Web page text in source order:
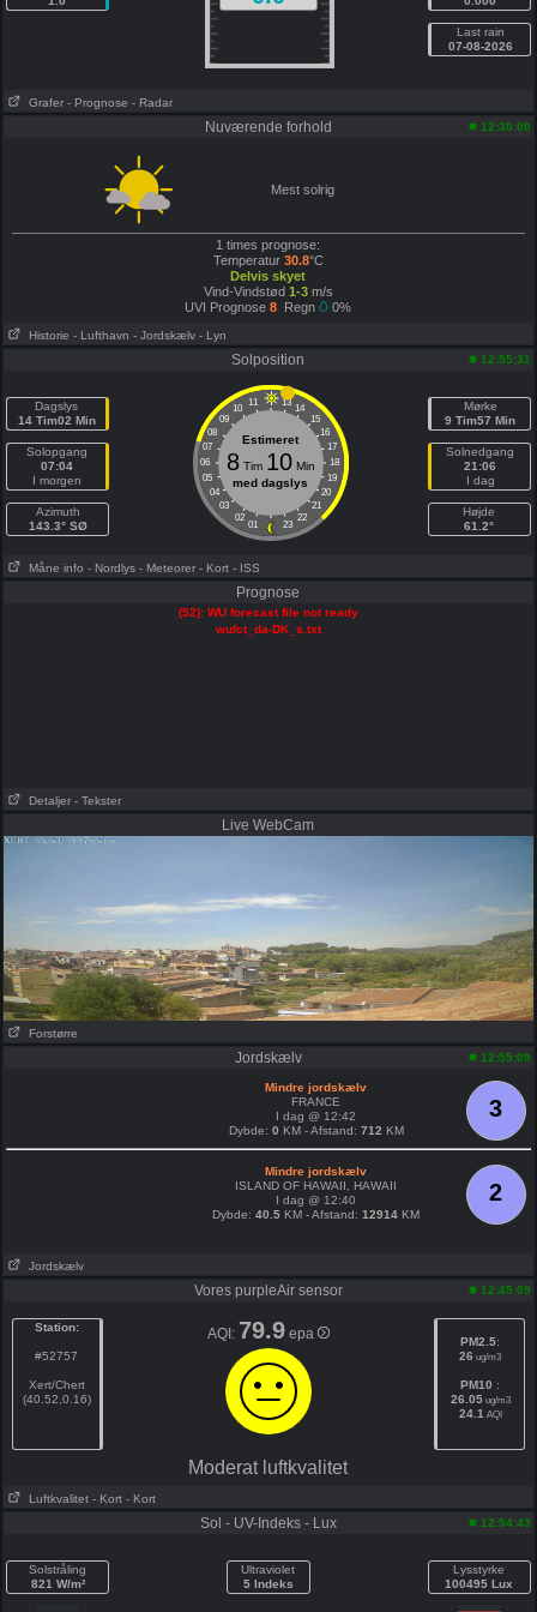
Last rain
07-08-2026
Grafer - Prognose - Radar
Nuværende forhold 12:30:00
Mest solrig
1 times prognose:
Temperatur 30.8°C
Delvis skyet
Vind-Vindstød 1-3m/s
UVI Prognose8 Regn 0%
Historie - Lufthavn - Jordskælv - Lyn
Solposition 12:55:31
Dagslys
14 Tim02 Min
Solopgang
07:04
I morgen
Azimuth
143.3° SØ
11 13
10
14
09
15
08
16
07
17
06
18
05
19
04
20
03
21
02
22
01 23
Estimeret
8Tim 10Min
med dagslys
Mørke
9 Tim57 Min
Solnedgang
21:06
I dag
Højde
61.2°
Måne info - Nordlys - Meteorer - Kort - ISS
Prognose
(52): WU forecast file not ready
wufct_da-DK_s.txt
Detaljer - Tekster
Live WebCam
Forstørre
Jordskælv 12:55:09
3
Mindre jordskælv
FRANCE
I dag @ 12:42
Dybde: 0 KM - Afstand: 712 KM
2
Mindre jordskælv
ISLAND OF HAWAII, HAWAII
I dag @ 12:40
Dybde:40.5 KM - Afstand:12914 KM
Jordskælv
Vores purpleAir sensor 12:45:09
Station:
#52757
Xert/Chert
(40.52,0.16)
AQI: 79.9 epa PM2.5:
26 ug/m3
PM10 :
26.05ug/m3
24.1AQI
Moderat luftkvalitet
Luftkvalitet - Kort - Kort
Sol - UV-Indeks - Lux 12:54:43
Solstråling
821 W/m²
Ultraviolet
5 Indeks
Lysstyrke
100495 Lux